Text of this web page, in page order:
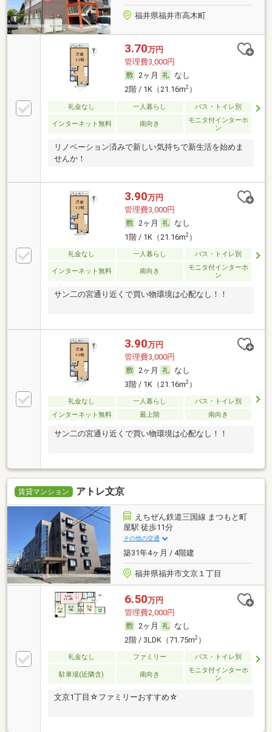
福井県福井市高木町
3.70万円
管理費3,000円
2ヶ月
なし
2階 / 1K（21.16m2）
礼金なし 一人暮らし バス・トイレ別
インターネット無料 南向き
モニタ付インターホ
ン
リノベーション済みで新しい気持ちで新生活を始めま
せんか！
3.90万円
管理費3,000円
2ヶ月
なし
1階 / 1K（21.16m2）
礼金なし 一人暮らし バス・トイレ別
インターネット無料 南向き
モニタ付インターホ
ン
サン二の宮通り近くで買い物環境は心配なし！！
3.90万円
管理費3,000円
2ヶ月
なし
3階 / 1K（21.16m2）
礼金なし 一人暮らし
バス・トイレ別
インターネット無料
最上階 南向き
サン二の宮通り近くで買い物環境は心配なし！！
賃貸マンション アトレ文京
えちぜん鉄道三国線 まつもと町
屋駅 徒歩11分
その他の交通
築31年4ヶ月 / 4階建
福井県福井市文京１丁目
6.50万円
管理費2,000円
2ヶ月
なし
2階 / 3LDK（71.75m2）
礼金なし ファミリー バス・トイレ別
駐車場(近隣含) 南向き
モニタ付インターホ
ン
文京1丁目☆ファミリーおすすめ☆